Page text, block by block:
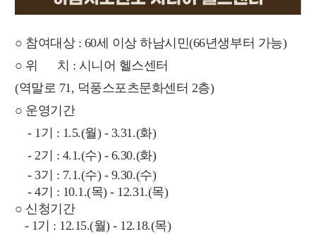
○ 참여대상 : 60세 이상 하남시민(66년생부터 가능)
○ 위 치 : 시니어 헬스센터
(역말로 71, 덕풍스포츠문화센터 2층)
○ 운영기간
- 1기 : 1.5.(월) - 3.31.(화)
- 2기 : 4.1.(수) - 6.30.(화)
- 3기 : 7.1.(수) - 9.30.(수)
- 4기 : 10.1.(목) - 12.31.(목)
○ 신청기간
- 1기 : 12.15.(월) - 12.18.(목)